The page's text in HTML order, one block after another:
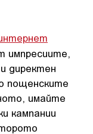
импресиите,
директен
пощенските
имайте
кампании